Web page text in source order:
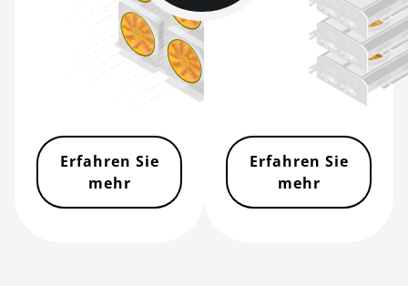
BITMAIN AntMiner S9 SE
BITMAIN AntMiner S9i
BITMAIN AntMiner S9j
BITMAIN AntMiner T15
BITMAIN AntMiner T17
Erfahren Sie
mehr
Erfahren Sie
mehr